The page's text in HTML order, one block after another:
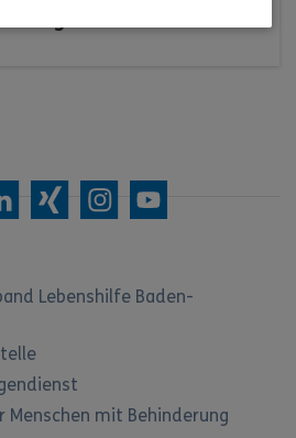
Lebenshilfe Baden-
Menschen mit Behinderung